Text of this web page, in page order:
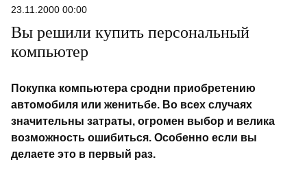
23.11.2000 00:00
Вы решили купить персональный
компьютер
Покупка компьютера сродни приобретению
автомобиля или женитьбе. Во всех случаях
значительны затраты, огромен выбор и велика
возможность ошибиться. Особенно если вы
делаете это в первый раз.